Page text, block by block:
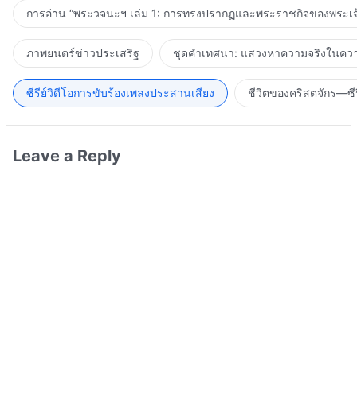
การอ่าน “พระวจนะฯ เล่ม 1: การทรงปรากฏและพระราชกิจของพระเ
ภาพยนตร์ข่าวประเสริฐ ชุดคำเทศนา: แสวงหาความจริงในคว
ซีรีย์วิดีโอการขับร้องเพลงประสานเสียง ชีวิตของคริสตจักร—ซี
Leave a Reply